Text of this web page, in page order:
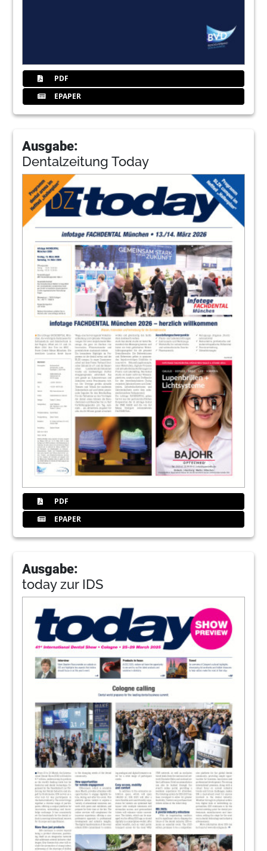
PDF
EPAPER
Ausgabe:
Dentalzeitung Today
PDF
EPAPER
Ausgabe:
today zur IDS